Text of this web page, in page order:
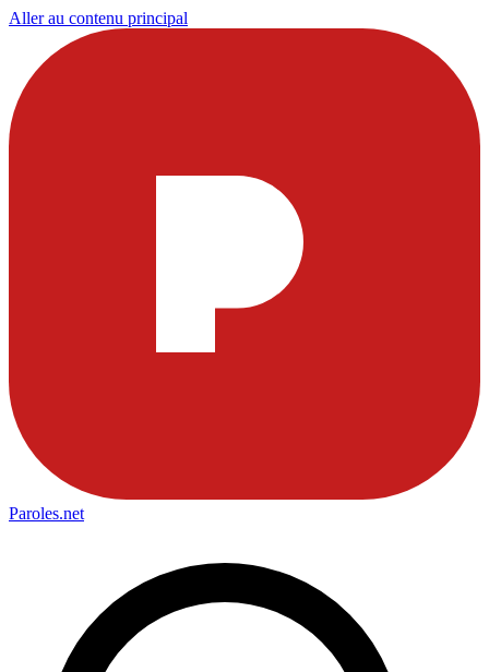
Aller au contenu principal
Paroles.net